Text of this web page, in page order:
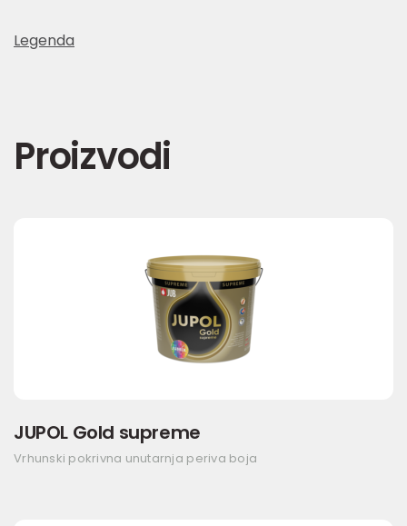
Legenda
Proizvodi
JUPOL Gold supreme
Vrhunski pokrivna unutarnja periva boja